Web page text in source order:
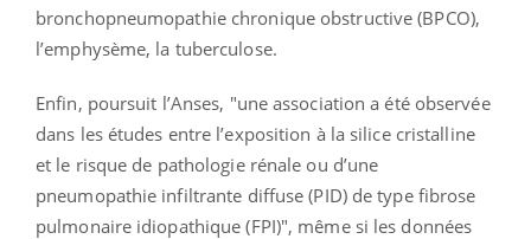
bronchopneumopathie chronique obstructive (BPCO),
l’emphysème, la tuberculose.
Enfin, poursuit l’Anses, "une association a été observée
dans les études entre l’exposition à la silice cristalline
et le risque de pathologie rénale ou d’une
pneumopathie infiltrante diffuse (PID) de type fibrose
pulmonaire idiopathique (FPI)", même si les données